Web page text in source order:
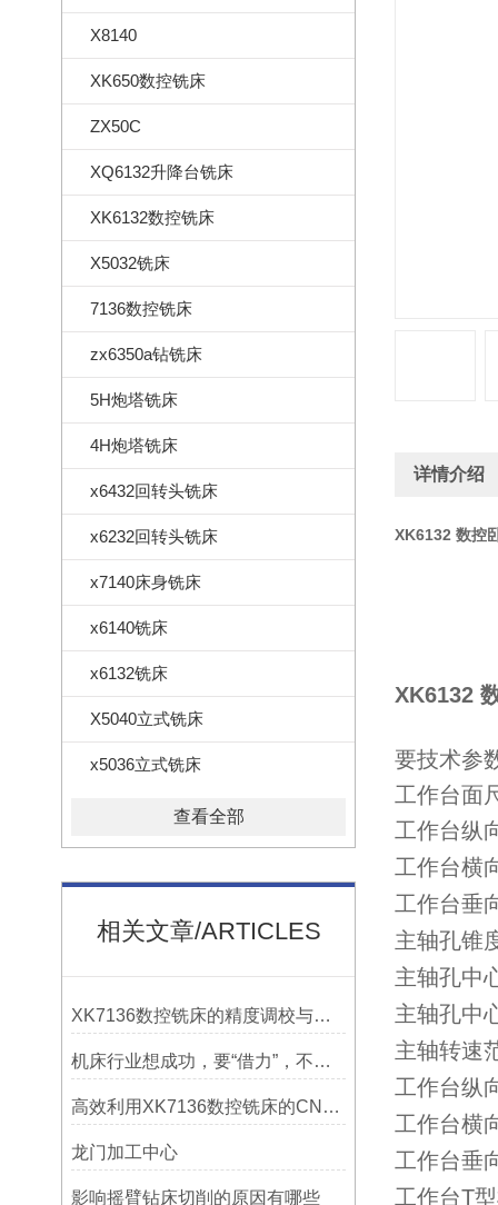
X8140
XK650数控铣床
ZX50C
XQ6132升降台铣床
XK6132数控铣床
X5032铣床
7136数控铣床
zx6350a钻铣床
5H炮塔铣床
4H炮塔铣床
x6432回转头铣床
x6232回转头铣床
x7140床身铣床
x6140铣床
x6132铣床
X5040立式铣床
x5036立式铣床
查看全部
相关文章/ARTICLES
XK7136数控铣床的精度调校与性能优化
机床行业想成功，要“借力”，不要“尽力”！
高效利用XK7136数控铣床的CNC系统？
龙门加工中心
影响摇臂钻床切削的原因有哪些
详情介绍
XK6132 数控
XK6132
要技术参
工作台面
工作台纵
工作台横
工作台垂
主轴孔锥
主轴孔中
主轴孔中
主轴转速
工作台纵
工作台横
工作台垂
工作台T